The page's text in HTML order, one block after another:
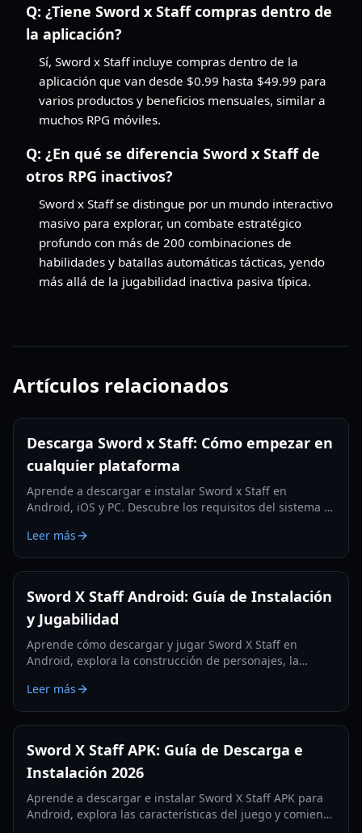
Q: ¿Tiene Sword x Staff compras dentro de
la aplicación?
Sí, Sword x Staff incluye compras dentro de la
aplicación que van desde $0.99 hasta $49.99 para
varios productos y beneficios mensuales, similar a
muchos RPG móviles.
Q: ¿En qué se diferencia Sword x Staff de
otros RPG inactivos?
Sword x Staff se distingue por un mundo interactivo
masivo para explorar, un combate estratégico
profundo con más de 200 combinaciones de
habilidades y batallas automáticas tácticas, yendo
más allá de la jugabilidad inactiva pasiva típica.
Artículos relacionados
Descarga Sword x Staff: Cómo empezar en
cualquier plataforma
Aprende a descargar e instalar Sword x Staff en
Android, iOS y PC. Descubre los requisitos del sistema y
Leer más
Sword X Staff Android: Guía de Instalación
y Jugabilidad
Aprende cómo descargar y jugar Sword X Staff en
Android, explora la construcción de personajes, la
RPG único.
Leer más
Sword X Staff APK: Guía de Descarga e
Instalación 2026
Aprende a descargar e instalar Sword X Staff APK para
Android, explora las características del juego y comienza